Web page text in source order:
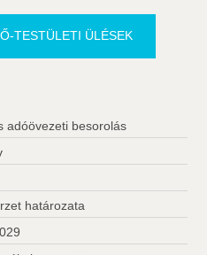
TESTÜLETI ÜLÉSEK
adóövezeti besorolás
határozata